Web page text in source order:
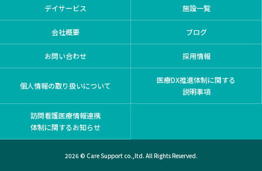
デイサービス 施設一覧
会社概要 ブログ
お問い合わせ 採用情報
個人情報の取り扱いについて
医療DX推進体制に関する
説明事項
訪問看護医療情報連携
体制に関するお知らせ
2026 © Care Support co.,ltd. All Rights Reserved.